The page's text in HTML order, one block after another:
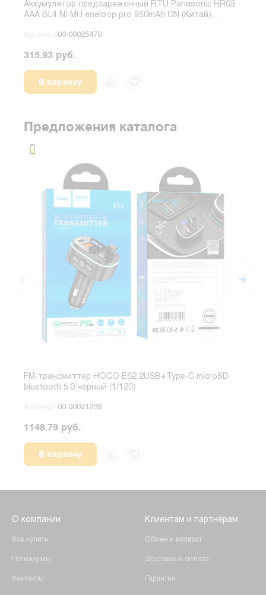
Аккумулятор предзаряженный RTU Panasonic HR03
AAA BL4 NI-MH eneloop pro 950mAh CN (Китай)
Артикул 00-00025470
315.93 руб.
В корзину
Предложения каталога
FM-трансмиттер HOCO E62 2USB+Type-C microSD
bluetooth 5.0 черный (1/120)
Артикул 00-00021288
1148.79 руб.
В корзину
О компании
Как купить
Почему мы
Контакты
Клиентам и партнёрам
Обмен и возврат
Доставка и оплата
Гарантия